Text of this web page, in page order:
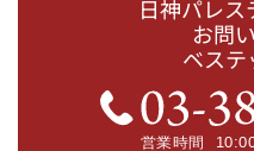
日神パレ
お問
ベステ